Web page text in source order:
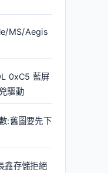
MS/Aegis
0xC5 藍屏
驅動
:舊圖要先下
存儲拒絕